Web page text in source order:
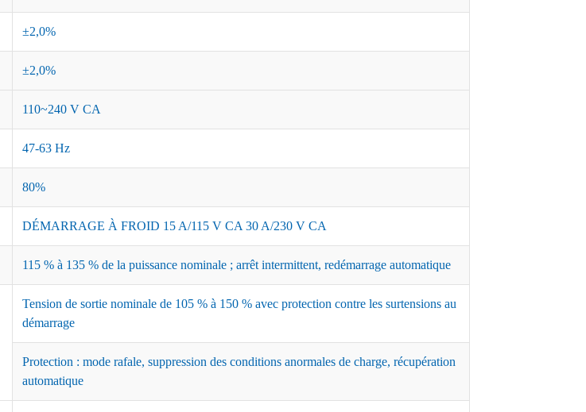
±2,0%
±2,0%
110~240 V CA
47-63 Hz
80%
DÉMARRAGE À FROID 15 A/115 V CA 30 A/230 V CA
115 % à 135 % de la puissance nominale ; arrêt intermittent, redémarrage automatique
Tension de sortie nominale de 105 % à 150 % avec protection contre les surtensions au
démarrage
Protection : mode rafale, suppression des conditions anormales de charge, récupération
automatique